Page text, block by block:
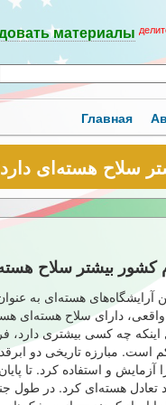
материалы
Главная
سلاح هسته‌ای
کشور بیشتر سلاح
هسته‌ای به
دارای سلاح هسته‌ای
چه کسی بیشتری دارد،
است. مبارزه تاریخی دو
تعادل هسته‌ای کرد. در طول